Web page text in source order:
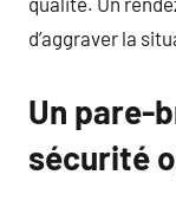
d’aggraver la
Un pare-
sécurité